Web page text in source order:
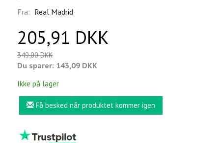
Fra: Real Madrid
205,91 DKK
349,00 DKK
Du sparer: 143,09 DKK
Ikke på lager
Få besked når produktet kommer igen